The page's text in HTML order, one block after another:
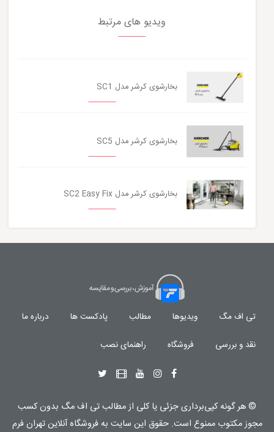
ویدیو های مرتبط
بخارشوی کرشر مدل SC1
بخارشوی کرشر مدل SC5
بخارشوی کرشر مدل SC2 Easy Fix
تی اف مگ ویدیوها مطالب پادکست ها درباره ما
نقد و بررسی فروشگاه راهنمای نصب
© هر گونهکپی‌برداری جزئی یا کلی از مطالب تی اف مگ بدون کسب
مجوز مکتوبممنوع است. حقوق این سایت بهفروشگاه آنلاین تهران فرم